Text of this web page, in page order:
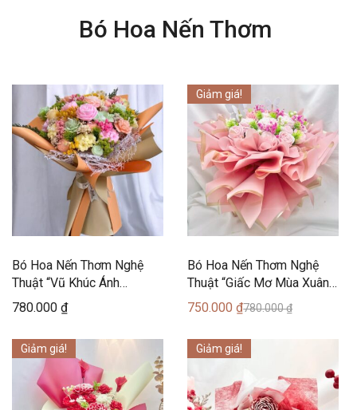
Bó Hoa Nến Thơm
Bó Hoa Nến Thơm Nghệ
Thuật “Vũ Khúc Ánh
Dương” (30 Bông) – Can
780.000 ₫
Giảm giá!
Bó Hoa Nến Thơm Nghệ
Thuật “Giấc Mơ Mùa Xuân”
(25 Bông) – Can Lãnh
780.000₫
750.000₫
Giảm giá! Giảm giá!